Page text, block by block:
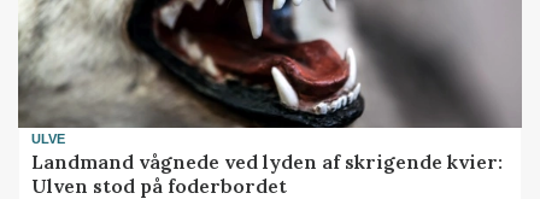
ULVE
Landmand vågnede ved lyden af skrigende kvier:
Ulven stod på foderbordet